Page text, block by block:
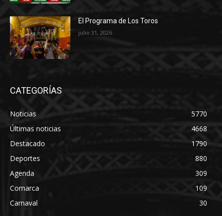
El Programa de Los Toros
julio 31, 2026
CATEGORÍAS
Noticias
5770
Últimas noticias
4668
Destacado
1790
Deportes
880
Agenda
309
Comarca
109
Carnaval
30